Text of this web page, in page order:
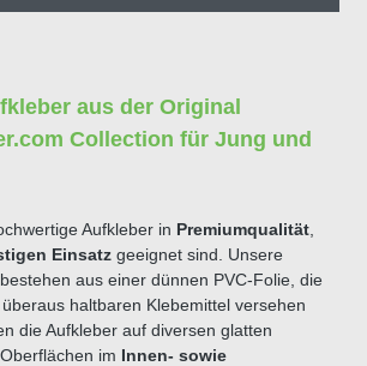
aus der Original
Collection für Jung und
Aufkleber in Premiumqualität
Einsatz geeignet sind. Unsere
aus einer dünnen PVC-Folie, die
haltbaren Klebemittel versehen
die Aufkleber auf diversen glatten
im Innen- sowie